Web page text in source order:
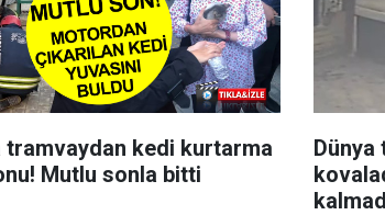
tramvaydan kedi kurtarma
Mutlu sonla bitti
Dünya